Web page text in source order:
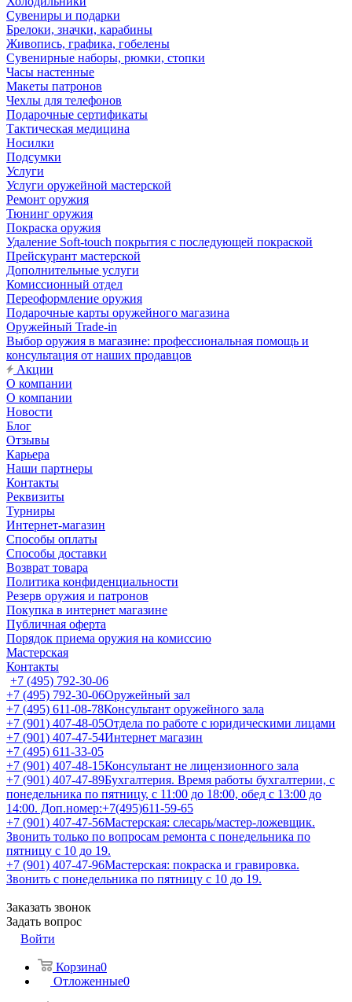
Сувениры и подарки
Брелоки, значки, карабины
Живопись, графика, гобелены
Сувенирные наборы, рюмки, стопки
Часы настенные
Макеты патронов
Чехлы для телефонов
Подарочные сертификаты
Тактическая медицина
Носилки
Подсумки
Услуги
Услуги оружейной мастерской
Ремонт оружия
Тюнинг оружия
Покраска оружия
Удаление Soft-touch покрытия с последующей покраской
Прейскурант мастерской
Дополнительные услуги
Комиссионный отдел
Переоформление оружия
Подарочные карты оружейного магазина
Оружейный Trade-in
Выбор оружия в магазине: профессиональная помощь и
консультация от наших продавцов
Акции
О компании
О компании
Новости
Блог
Отзывы
Карьера
Наши партнеры
Контакты
Реквизиты
Турниры
Интернет-магазин
Способы оплаты
Способы доставки
Возврат товара
Политика конфиденциальности
Резерв оружия и патронов
Покупка в интернет магазине
Публичная оферта
Порядок приема оружия на комиссию
Мастерская
Контакты
+7 (495) 792-30-06
+7 (495) 792-30-06Оружейный зал
+7 (495) 611-08-78Консультант оружейного зала
+7 (901) 407-48-05Отдела по работе с юридическими лицами
+7 (901) 407-47-54Интернет магазин
+7 (495) 611-33-05
+7 (901) 407-48-15Консультант не лицензионного зала
+7 (901) 407-47-89Бухгалтерия. Время работы бухгалтерии, с
понедельника по пятницу, с 11:00 до 18:00, обед с 13:00 до
14:00. Доп.номер:+7(495)611-59-65
+7 (901) 407-47-56Мастерская: слесарь/мастер-ложевщик.
Звонить только по вопросам ремонта с понедельника по
пятницу с 10 до 19.
+7 (901) 407-47-96Мастерская: покраска и гравировка.
Звонить с понедельника по пятницу с 10 до 19.
Заказать звонок
Задать вопрос
Войти
Корзина0
Отложенные0